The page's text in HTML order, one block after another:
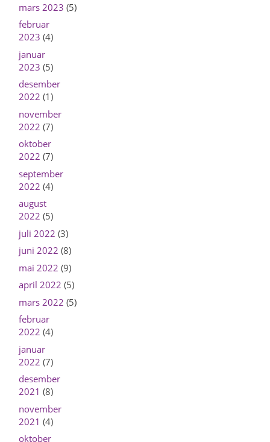
mars 2023 (5)
februar
2023 (4)
januar
2023 (5)
desember
2022 (1)
november
2022 (7)
oktober
2022 (7)
september
2022 (4)
august
2022 (5)
juli 2022 (3)
juni 2022 (8)
mai 2022 (9)
april 2022 (5)
mars 2022 (5)
februar
2022 (4)
januar
2022 (7)
desember
2021 (8)
november
2021 (4)
oktober